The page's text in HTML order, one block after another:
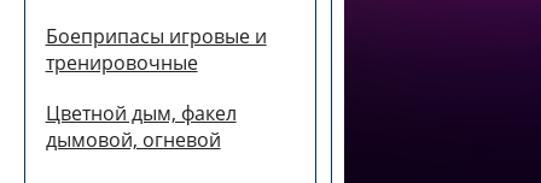
Боеприпасы игровые и
тренировочные
Цветной дым, факел
дымовой, огневой